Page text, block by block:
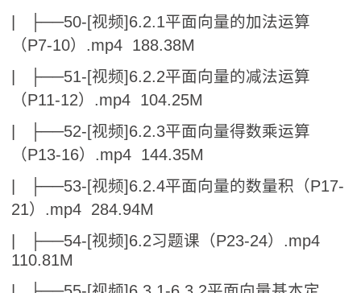
| ├──50-[视频]6.2.1平面向量的加法运算
（P7-10）.mp4 188.38M
| ├──51-[视频]6.2.2平面向量的减法运算
（P11-12）.mp4 104.25M
| ├──52-[视频]6.2.3平面向量得数乘运算
（P13-16）.mp4 144.35M
| ├──53-[视频]6.2.4平面向量的数量积（P17-
21）.mp4 284.94M
| ├──54-[视频]6.2习题课（P23-24）.mp4
110.81M